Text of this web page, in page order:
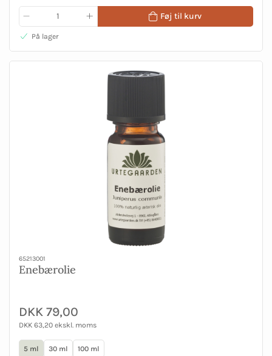
Føj til kurv
På lager
65213001
Enebærolie
DKK 79,00
DKK 63,20 ekskl. moms
5 ml 30 ml 100 ml